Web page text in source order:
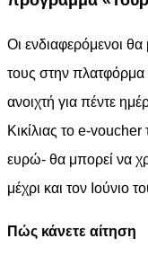
Οι ενδιαφερόμενοι
τους στην
ανοιχτή για πέντε
Κικίλιας το e-
ευρώ- θα μπορεί να
μέχρι και τον Ιούνιο
Πώς κάνετε αίτηση